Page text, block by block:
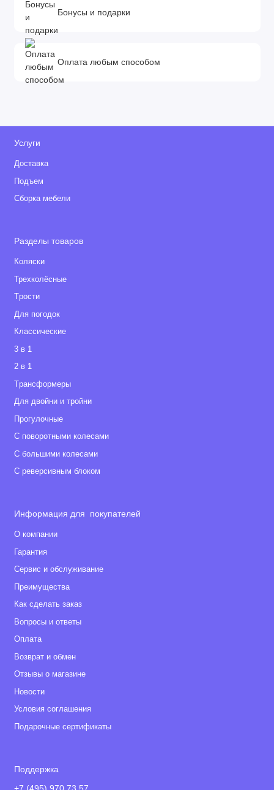
Бонусы и подарки
Оплата любым способом
Услуги
Доставка
Подъем
Сборка мебели
Разделы товаров
Коляски
Трехколёсные
Tрости
Для погодок
Классические
3 в 1
2 в 1
Tрансформеры
Для двойни и тройни
Прогулочные
С поворотными колесами
С большими колесами
С реверсивным блоком
Информация для покупателей
О компании
Гарантия
Сервис и обслуживание
Преимущества
Как сделать заказ
Вопросы и ответы
Оплата
Возврат и обмен
Отзывы о магазине
Новости
Условия соглашения
Подарочные сертификаты
Поддержка